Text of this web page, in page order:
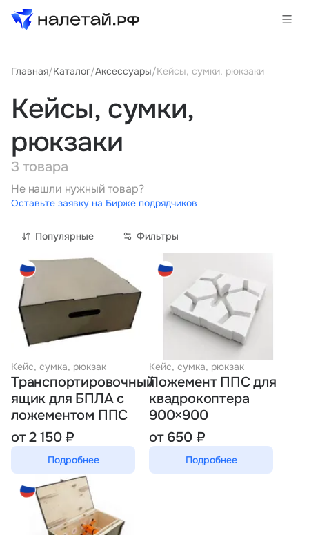
Товары
Услуги
Сервисы
Биржа
Клиентам
Поставщикам
Государственные программы
Партнеры
Новости и аналитика
Тарифы
info@naletai.su
Главная/Каталог/Аксессуары/Кейсы, сумки, рюкзаки
Кейсы, сумки,
рюкзаки
3 товара
Не нашли нужный товар?
Оставьте заявку на Бирже подрядчиков
Популярные Фильтры
Кейс, сумка, рюкзак
Транспортировочный
ящик для БПЛА с
ложементом ППС
от 2 150 ₽
Подробнее
Кейс, сумка, рюкзак
Ложемент ППС для
квадрокоптера
900×900
от 650 ₽
Подробнее